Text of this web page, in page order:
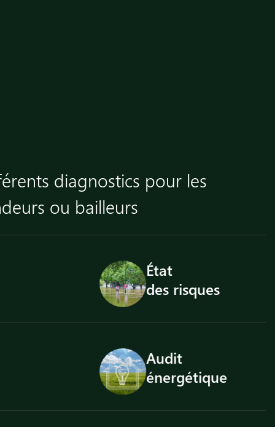
diagnostics pour les
ou bailleurs
État
des risques
Audit
énergétique